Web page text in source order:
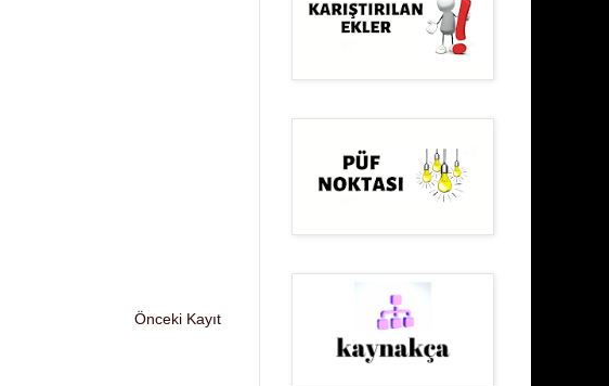
Önceki Kayıt